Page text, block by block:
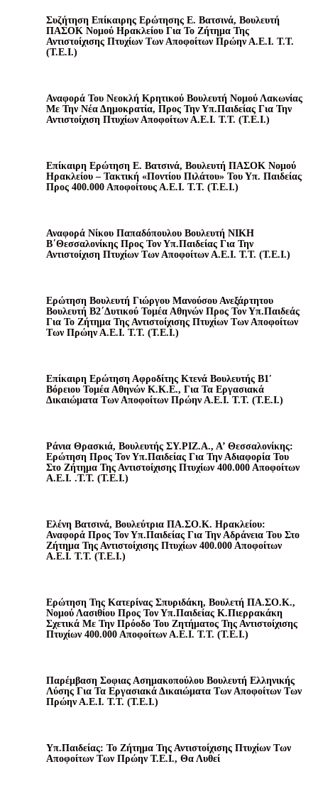
Συζήτηση Επίκαιρης Ερώτησης Ε. Βατσινά, Βουλευτή
ΠΑΣΟΚ Νομού Ηρακλείου Για Το Ζήτημα Της
Αντιστοίχισης Πτυχίων Των Αποφοίτων Πρώην Α.Ε.Ι. Τ.Τ.
(Τ.Ε.Ι.)
Αναφορά Του Νεοκλή Κρητικού Βουλευτή Νομού Λακωνίας
Με Την Νέα Δημοκρατία, Προς Την Υπ.Παιδείας Για Την
Αντιστοίχιση Πτυχίων Αποφοίτων Α.Ε.Ι. Τ.Τ. (Τ.Ε.Ι.)
Επίκαιρη Ερώτηση Ε. Βατσινά, Βουλευτή ΠΑΣΟΚ Νομού
Ηρακλείου – Τακτική «Ποντίου Πιλάτου» Του Υπ. Παιδείας
Προς 400.000 Αποφοίτους Α.Ε.Ι. Τ.Τ. (Τ.Ε.Ι.)
Αναφορά Νίκου Παπαδόπουλου Βουλευτή ΝΙΚΗ
Β΄Θεσσαλονίκης Προς Τον Υπ.Παιδείας Για Την
Αντιστοίχιση Πτυχίων Των Αποφοίτων Α.Ε.Ι. Τ.Τ. (Τ.Ε.Ι.)
Ερώτηση Βουλευτή Γιώργου Μανούσου Ανεξάρτητου
Βουλευτή Β2΄Δυτικού Τομέα Αθηνών Προς Τον Υπ.Παιδεάς
Για Το Ζήτημα Της Αντιστοίχισης Πτυχίων Των Αποφοίτων
Των Πρώην Α.Ε.Ι. Τ.Τ. (Τ.Ε.Ι.)
Επίκαιρη Ερώτηση Αφροδίτης Κτενά Βουλευτής Β1′
Βόρειου Τομέα Αθηνών Κ.Κ.Ε., Για Τα Εργασιακά
Δικαιώματα Των Αποφοίτων Πρώην Α.Ε.Ι. Τ.Τ. (Τ.Ε.Ι.)
Ράνια Θρασκιά, Βουλευτής ΣΥ.ΡΙΖ.Α., Α’ Θεσσαλονίκης:
Ερώτηση Προς Τον Υπ.Παιδείας Για Την Αδιαφορία Του
Στο Ζήτημα Της Αντιστοίχισης Πτυχίων 400.000 Αποφοίτων
Α.Ε.Ι. .Τ.Τ. (Τ.Ε.Ι.)
Ελένη Βατσινά, Βουλεύτρια ΠΑ.ΣΟ.Κ. Ηρακλείου:
Αναφορά Προς Τον Υπ.Παιδείας Για Την Αδράνεια Του Στο
Ζήτημα Της Αντιστοίχισης Πτυχίων 400.000 Αποφοίτων
Α.Ε.Ι. Τ.Τ. (Τ.Ε.Ι.)
Ερώτηση Της Κατερίνας Σπυριδάκη, Βουλετή ΠΑ.ΣΟ.Κ.,
Νομού Λασιθίου Προς Τον Υπ.Παιδείας Κ.Πιερρακάκη
Σχετικά Με Την Πρόοδο Του Ζητήματος Της Αντιστοίχισης
Πτυχίων 400.000 Αποφοίτων Α.Ε.Ι. Τ.Τ. (Τ.Ε.Ι.)
Παρέμβαση Σοφιας Ασημακοπούλου Βουλευτή Ελληνικής
Λύσης Για Τα Εργασιακά Δικαιώματα Των Αποφοίτων Των
Πρώην Α.Ε.Ι. Τ.Τ. (Τ.Ε.Ι.)
Υπ.Παιδείας: Το Ζήτημα Της Αντιστοίχισης Πτυχίων Των
Αποφοίτων Των Πρώην Τ.Ε.Ι., Θα Λυθεί